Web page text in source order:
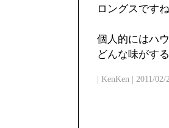
ロングスです
個人的にはハ
どんな味がす
| KenKen | 2011/